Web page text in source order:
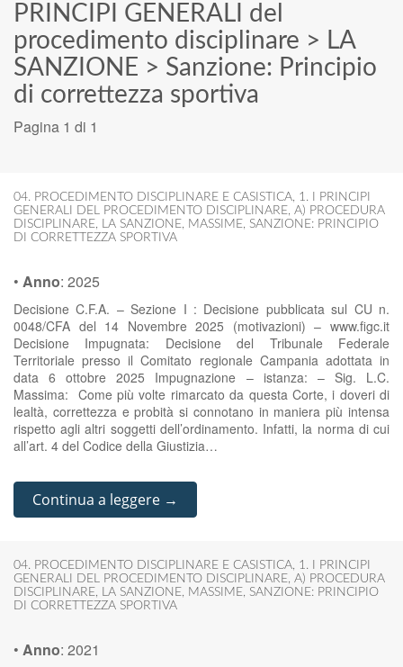
PRINCIPI GENERALI del
procedimento disciplinare > LA
SANZIONE > Sanzione: Principio
di correttezza sportiva
Pagina 1 di 1
04. PROCEDIMENTO DISCIPLINARE E CASISTICA, 1. I PRINCIPI
GENERALI DEL PROCEDIMENTO DISCIPLINARE, A) PROCEDURA
DISCIPLINARE, LA SANZIONE, MASSIME, SANZIONE: PRINCIPIO
DI CORRETTEZZA SPORTIVA
• Anno: 2025
Decisione C.F.A. – Sezione I : Decisione pubblicata sul CU n.
0048/CFA del 14 Novembre 2025 (motivazioni) – www.figc.it
Decisione Impugnata: Decisione del Tribunale Federale
Territoriale presso il Comitato regionale Campania adottata in
data 6 ottobre 2025 Impugnazione – istanza: – Sig. L.C.
Massima: Come più volte rimarcato da questa Corte, i doveri di
lealtà, correttezza e probità si connotano in maniera più intensa
rispetto agli altri soggetti dell’ordinamento. Infatti, la norma di cui
all’art. 4 del Codice della Giustizia…
Continua a leggere →
04. PROCEDIMENTO DISCIPLINARE E CASISTICA, 1. I PRINCIPI
GENERALI DEL PROCEDIMENTO DISCIPLINARE, A) PROCEDURA
DISCIPLINARE, LA SANZIONE, MASSIME, SANZIONE: PRINCIPIO
DI CORRETTEZZA SPORTIVA
• Anno: 2021